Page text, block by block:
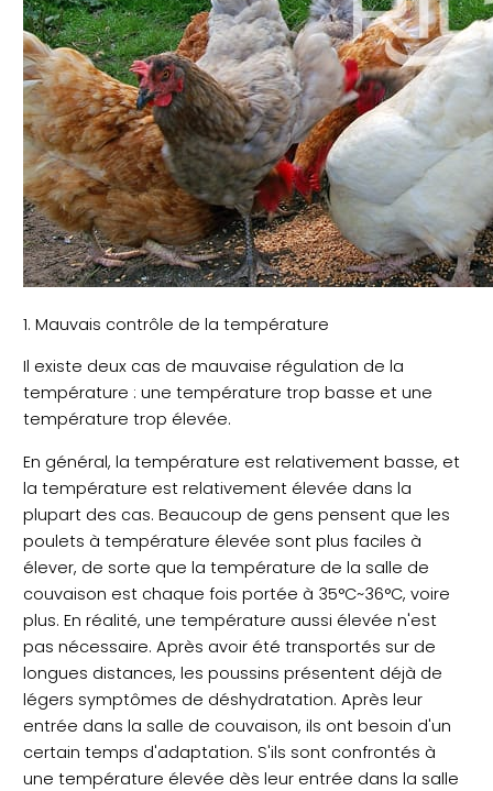
1. Mauvais contrôle de la température
Il existe deux cas de mauvaise régulation de la
température : une température trop basse et une
température trop élevée.
En général, la température est relativement basse, et
la température est relativement élevée dans la
plupart des cas. Beaucoup de gens pensent que les
poulets à température élevée sont plus faciles à
élever, de sorte que la température de la salle de
couvaison est chaque fois portée à 35°C~36°C, voire
plus. En réalité, une température aussi élevée n'est
pas nécessaire. Après avoir été transportés sur de
longues distances, les poussins présentent déjà de
légers symptômes de déshydratation. Après leur
entrée dans la salle de couvaison, ils ont besoin d'un
certain temps d'adaptation. S'ils sont confrontés à
une température élevée dès leur entrée dans la salle